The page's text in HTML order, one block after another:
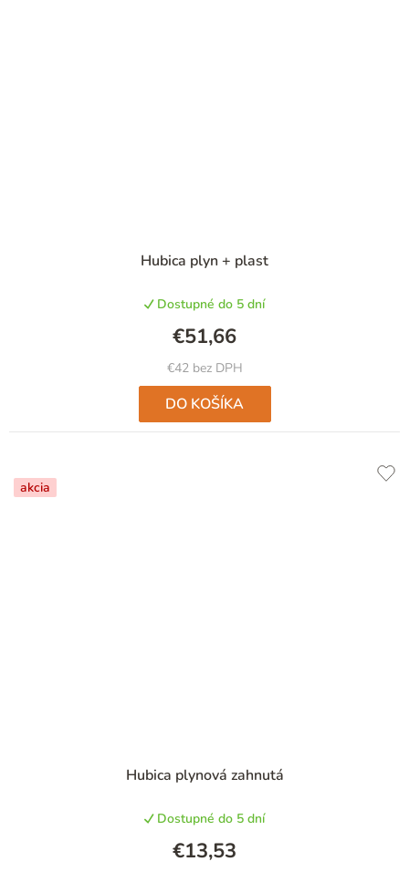
Hubica plyn + plast
Dostupné do 5 dní
€42 bez DPH
€51,66
DO KOŠÍKA
akcia
Hubica plynová zahnutá
Dostupné do 5 dní
€13,53